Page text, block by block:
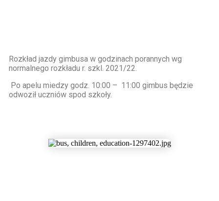
Rozkład jazdy gimbusa w godzinach porannych wg
normalnego rozkładu r. szkl. 2021/22.
Po apelu miedzy godz. 10:00 – 11:00 gimbus będzie
odwoził uczniów spod szkoły.